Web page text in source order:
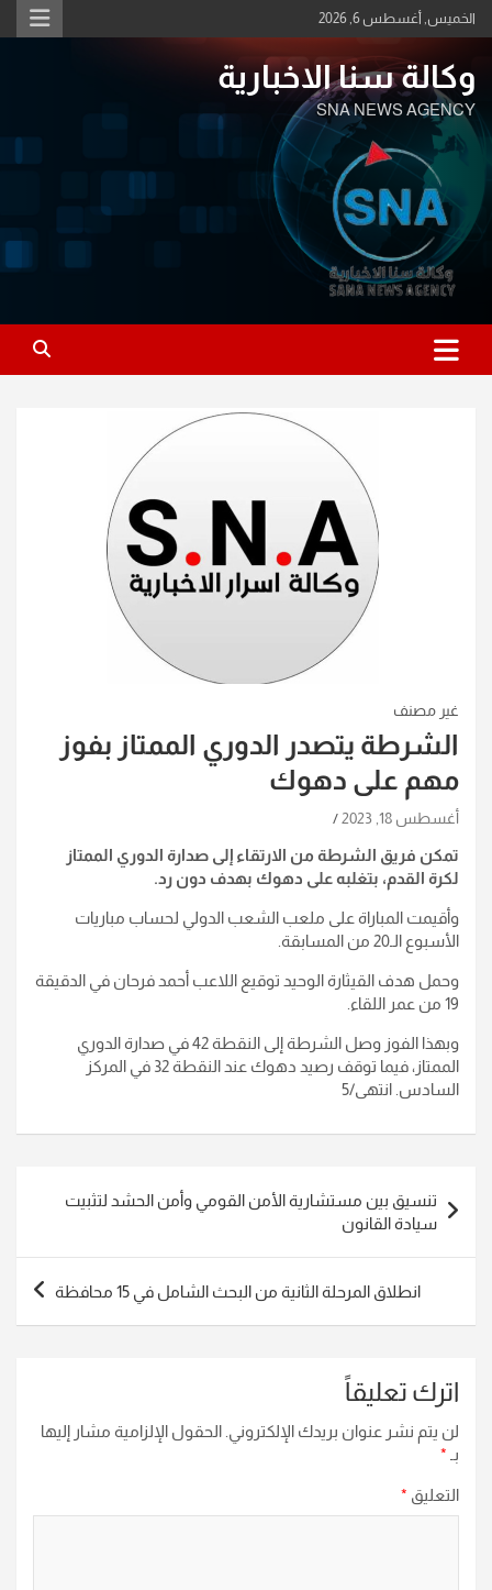
Skip
to
الخميس, أغسطس 6, 2026
وكالة سنا الاخبارية
SNA NEWS AGENCY
غير مصنف
الشرطة يتصدر الدوري الممتاز بفوز
مهم على دهوك
أغسطس 18, 2023
تمكن فريق الشرطة من الارتقاء إلى صدارة الدوري الممتاز
لكرة القدم، بتغلبه على دهوك بهدف دون رد.
وأقيمت المباراة على ملعب الشعب الدولي لحساب مباريات
الأسبوع الـ20 من المسابقة.
وحمل هدف القيثارة الوحيد توقيع اللاعب أحمد فرحان في الدقيقة
19 من عمر اللقاء.
وبهذا الفوز وصل الشرطة إلى النقطة 42 في صدارة الدوري
الممتاز، فيما توقف رصيد دهوك عند النقطة 32 في المركز
السادس. انتهى/5
المقالات
تنسيق بين مستشارية الأمن القومي وأمن الحشد لتثبيت
سيادة القانون
انطلاق المرحلة الثانية من البحث الشامل في 15 محافظة
اترك تعليقاً
لن يتم نشر عنوان بريدك الإلكتروني. الحقول الإلزامية مشار إليها
بـ *
التعليق *